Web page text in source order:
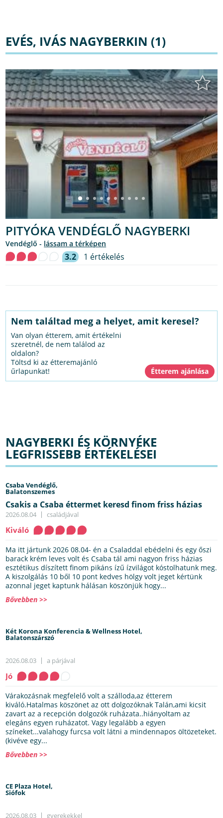
EVÉS, IVÁS NAGYBERKIN (1)
PITYÓKA VENDÉGLŐ NAGYBERKI
vendéglő - lássam a térképen
3.2 1 értékelés
Nem találtad meg a helyet, amit keresel?
Van olyan étterem, amit értékelni
szeretnél, de nem találod az
oldalon?
Töltsd ki az étteremajánló
űrlapunkat!
NAGYBERKI ÉS KÖRNYÉKE
LEGFRISSEBB ÉRTÉKELÉSEI
Csaba Vendéglő,
Balatonszemes
Csakis a Csaba éttermet keresd finom friss házias
2026.08.04 családjával
Kiváló
Ma itt jártunk 2026 08.04- én a Csaladdal ebédelni és egy őszi
barack krém leves volt és Csaba tál ami nagyon friss házias
esztétikus díszített finom pikáns ízű ízvilágot kóstolhatunk meg.
A kiszolgálás 10 ből 10 pont kedves hölgy volt jeget kértünk
azonnal jeget kaptunk hálásan köszönjük hogy...
Bővebben >>
Két Korona Konferencia & Wellness Hotel,
Balatonszárszó
2026.08.03 a párjával
Jó
Várakozásnak megfelelő volt a szálloda,az étterem
kiváló.Hatalmas köszönet az ott dolgozóknak Talán,ami kicsit
zavart az a recepción dolgozók ruházata..hiányoltam az
elegáns egyen ruházatot. Vagy legalább a egyen
színeket...valahogy furcsa volt látni a mindennapos öltözeteket.
(kivéve egy...
Bővebben >>
CE Plaza Hotel,
Siófok
2026.08.03 gyerekekkel